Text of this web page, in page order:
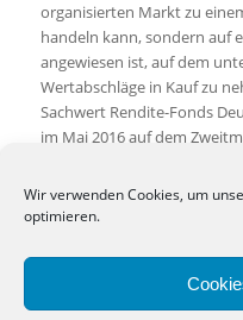
Wir verwenden Cookies, um
optimieren.
organisierten Markt zu
handeln kann, sondern auf
angewiesen ist, auf dem
Wertabschläge in Kauf zu
Sachwert Rendite-Fonds
im Mai 2016 auf dem
Schließlich müssen speziell
darüber aufklären, dass sie
der Anleger in die Lage
bestimmtes Anlageprodukt